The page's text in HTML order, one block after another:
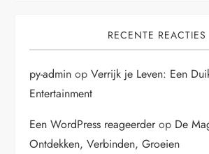
RECENTE REACTIES
py-admin opVerrijk je Leven: Een
Entertainment
Een WordPress reageerderop De
Ontdekken, Verbinden, Groeien